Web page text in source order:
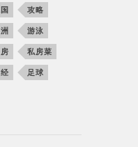
攻略
游泳
私房菜
足球